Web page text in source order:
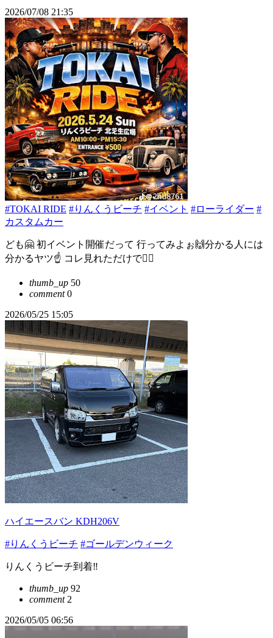
2026/07/08 21:35
#TOKAI RIDE #りんくうビーチ #イベント #ローライダー #
カスタムカー
ども🤗 初イベント開催だって 行ってみよぉ🙌分かる人には
分かるヤツ☝️ コレ見れただけで🙆‍♂️
thumb_up 50
comment0
2026/05/25 15:05
ハイエースバン KDH206V
#りんくうビーチ #ゴールデンウィーク
りんくうビーチ到着‼️
thumb_up 92
comment2
2026/05/05 06:56